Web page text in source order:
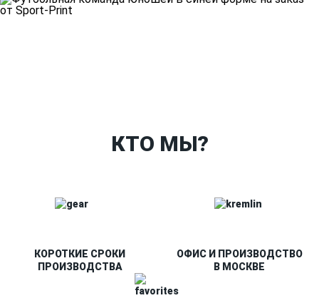
КТО МЫ?
КОРОТКИЕ СРОКИ
ПРОИЗВОДСТВА
ОФИС И ПРОИЗВОДСТВО
В МОСКВЕ